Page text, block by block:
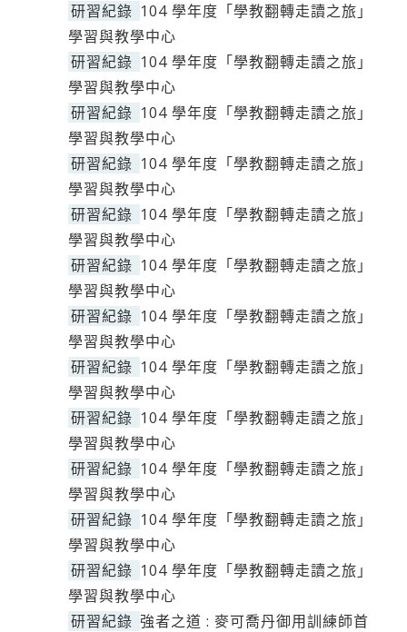
研習紀錄 104 學年度「學教翻轉走讀之旅」
學習與教學中心
研習紀錄 104 學年度「學教翻轉走讀之旅」
學習與教學中心
研習紀錄 104 學年度「學教翻轉走讀之旅」
學習與教學中心
研習紀錄 104 學年度「學教翻轉走讀之旅」
學習與教學中心
研習紀錄 104 學年度「學教翻轉走讀之旅」
學習與教學中心
研習紀錄 104 學年度「學教翻轉走讀之旅」
學習與教學中心
研習紀錄 104 學年度「學教翻轉走讀之旅」
學習與教學中心
研習紀錄 104 學年度「學教翻轉走讀之旅」
學習與教學中心
研習紀錄 104 學年度「學教翻轉走讀之旅」
學習與教學中心
研習紀錄 104 學年度「學教翻轉走讀之旅」
學習與教學中心
研習紀錄 104 學年度「學教翻轉走讀之旅」
學習與教學中心
研習紀錄 104 學年度「學教翻轉走讀之旅」
學習與教學中心
研習紀錄 強者之道 : 麥可喬丹御用訓練師首